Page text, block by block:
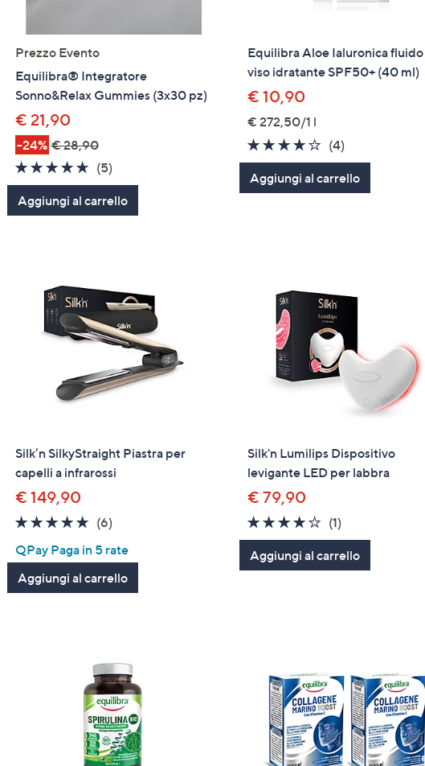
Prezzo Evento
Equilibra® Integratore
Sonno&Relax Gummies (3x30 pz)
€ 21,90
-24% € 28,90
4.6
of
5
(5)5
Recensioni
Aggiungi al carrello
Equilibra Aloe Ialuronica fluido
viso idratante SPF50+ (40 ml)
€ 10,90
€ 272,50/1 l
4.0
of
5
(4)
Recensioni
Aggiungi al carrello
Silk’n SilkyStraight Piastra per
capelli a infrarossi
€ 149,90
4.7
5
Stars
(6)6
QPay Paga in 5 rate
Aggiungi al carrello
Silk'n Lumilips Dispositivo
levigante LED per labbra
€ 79,90
4.0
of
5
(1)
Recensioni
Aggiungi al carrello